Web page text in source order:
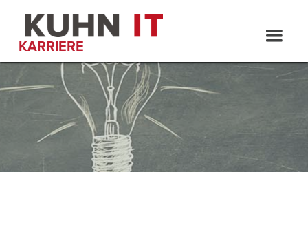
KARRIERE